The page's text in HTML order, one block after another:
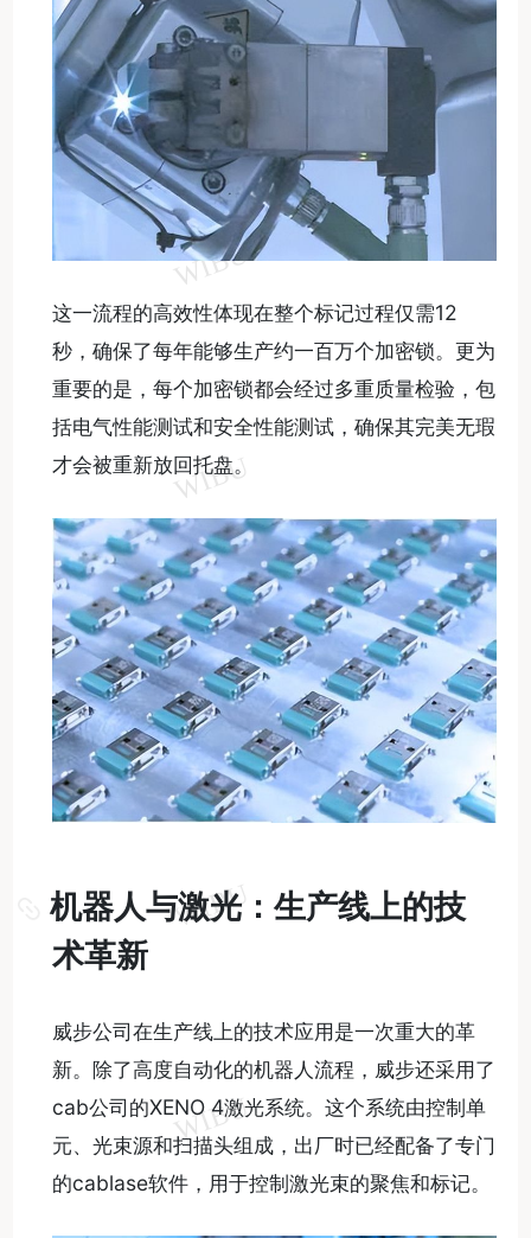
这一流程的高效性体现在整个标记过程仅需12
秒，确保了每年能够生产约一百万个加密锁。更为
重要的是，每个加密锁都会经过多重质量检验，包
括电气性能测试和安全性能测试，确保其完美无瑕
才会被重新放回托盘。
机器人与激光：生产线上的技
术革新
威步公司在生产线上的技术应用是一次重大的革
新。除了高度自动化的机器人流程，威步还采用了
cab公司的XENO 4激光系统。这个系统由控制单
元、光束源和扫描头组成，出厂时已经配备了专门
的cablase软件，用于控制激光束的聚焦和标记。